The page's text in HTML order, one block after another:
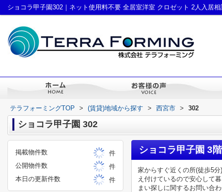
テラフォーミングTOP > (賃貸)地域から探す > 西宮市 > 302
ショコラ甲子園 302
ショコラ甲子園 3階
家からすぐ近くの所(徒歩5
え付けているので安心して
まい探しに関するお問い合
掲載物件数
件
公開物件数
件
本日の更新件数
件